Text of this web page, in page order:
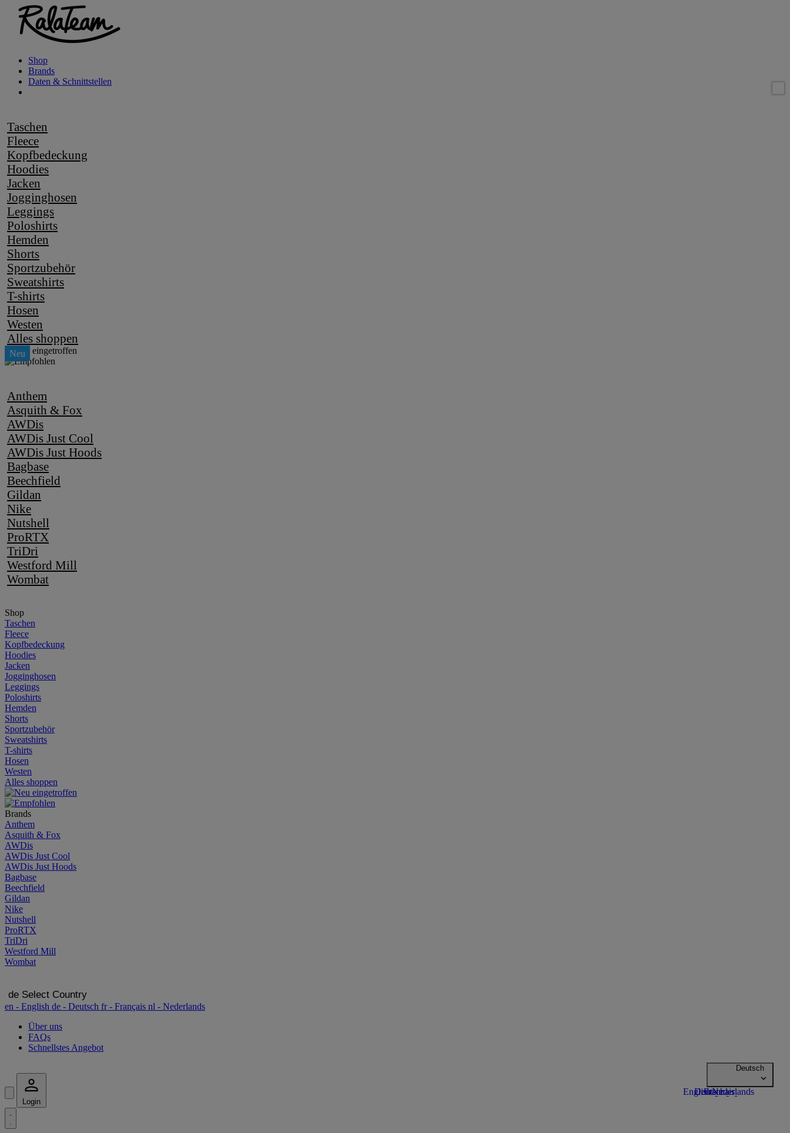
Shop
Brands
Daten & Schnittstellen
Taschen
Fleece
Kopfbedeckung
Hoodies
Jacken
Jogginghosen
Leggings
Poloshirts
Hemden
Shorts
Sportzubehör
Sweatshirts
T-shirts
Hosen
Westen
Alles shoppen
Anthem
Asquith & Fox
AWDis
AWDis Just Cool
AWDis Just Hoods
Bagbase
Beechfield
Gildan
Nike
Nutshell
ProRTX
TriDri
Westford Mill
Wombat
Shop
Taschen
Fleece
Kopfbedeckung
Hoodies
Jacken
Jogginghosen
Leggings
Poloshirts
Hemden
Shorts
Sportzubehör
Sweatshirts
T-shirts
Hosen
Westen
Alles shoppen
Brands
Anthem
Asquith & Fox
AWDis
AWDis Just Cool
AWDis Just Hoods
Bagbase
Beechfield
Gildan
Nike
Nutshell
ProRTX
TriDri
Westford Mill
Wombat
de Select Country
en - English de - Deutsch fr- Français nl - Nederlands
Über uns
FAQs
Schnellstes Angebot
Login